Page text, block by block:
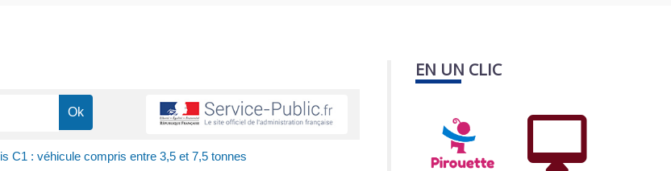
C1 : véhicule compris entre 3,5 et 7,5 tonnes
EN UN CLIC